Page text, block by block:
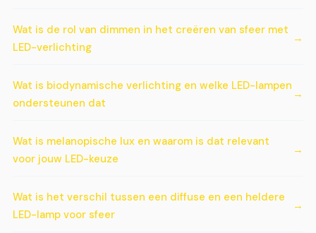
Wat is de rol van dimmen in het creëren van sfeer met
LED-verlichting
Wat is biodynamische verlichting en welke LED-lampen
ondersteunen dat
Wat is melanopische lux en waarom is dat relevant
voor jouw LED-keuze
Wat is het verschil tussen een diffuse en een heldere
LED-lamp voor sfeer